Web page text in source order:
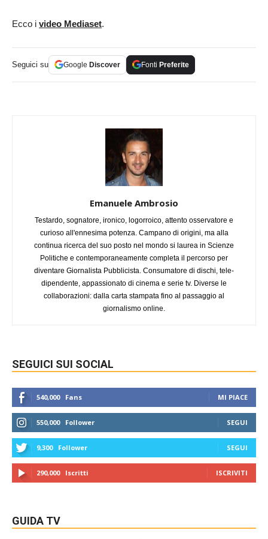
Ecco i video Mediaset.
Seguici su Google Discover Fonti Preferite
Emanuele Ambrosio
Testardo, sognatore, ironico, logorroico, attento osservatore e
curioso all'ennesima potenza. Campano di origini, ma alla
continua ricerca del suo posto nel mondo si laurea in Scienze
Politiche e contemporaneamente completa il percorso per
diventare Giornalista Pubblicista. Consumatore di dischi, tele-
dipendente, appassionato di cinema e serie tv. Diverse le
collaborazioni: dalla carta stampata fino al passaggio al
giornalismo online.
SEGUICI SUI SOCIAL
540,000 Fans MI PIACE
550,000 Follower SEGUI
9,300 Follower SEGUI
290,000 Iscritti ISCRIVITI
GUIDA TV